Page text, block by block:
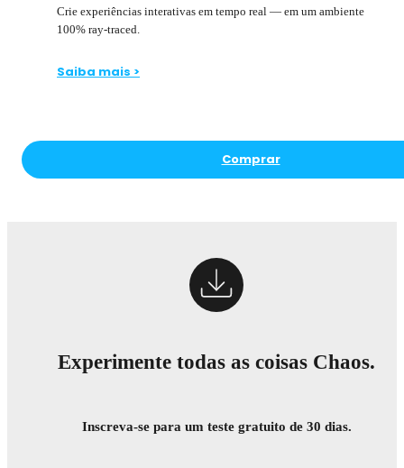
Crie experiências interativas em tempo real — em um ambiente
100% ray-traced.
Saiba mais >
Comprar
Experimente todas as coisas Chaos.
Inscreva-se para um teste gratuito de 30 dias.